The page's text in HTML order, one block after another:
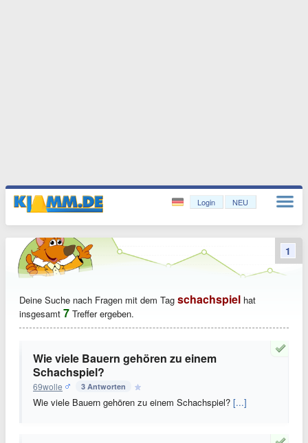
Login NEU
Deine Suche nach Fragen mit dem Tag schachspiel hat
insgesamt 7 Treffer ergeben.
Wie viele Bauern gehören zu einem
Schachspiel?
69wolle 3 Antworten
Wie viele Bauern gehören zu einem Schachspiel? [...]
1